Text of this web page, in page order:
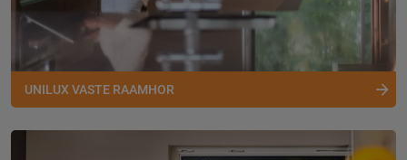
UNILUX VASTE RAAMHOR